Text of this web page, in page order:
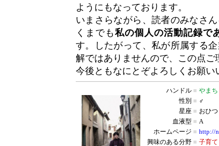
ようにもなっております。
いまさらながら、読者のみなさ
くまでも私の個人の活動記録で
す。したがって、私が所属する
解ではありませんので、この点
今後ともなにとぞよろしくお願い
ハンドル ■ やま
性別 ■ ♂
星座 ■ おひ
血液型 ■ A
ホームページ ■ http://
興味のある分野 ■ 子育て